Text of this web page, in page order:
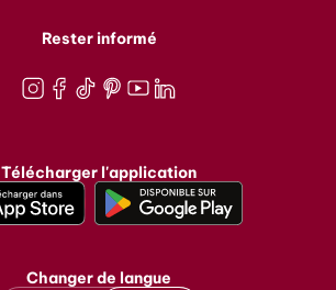
Rester informé
Télécharger l'application
Changer de langue